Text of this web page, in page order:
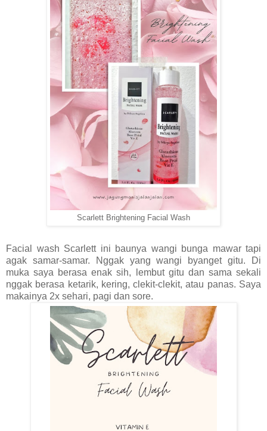
Scarlett Brightening Facial Wash
Facial wash Scarlett ini baunya wangi bunga mawar tapi
agak samar-samar. Nggak yang wangi byanget gitu. Di
muka saya berasa enak sih, lembut gitu dan sama sekali
nggak berasa ketarik, kering, clekit-clekit, atau panas. Saya
makainya 2x sehari, pagi dan sore.